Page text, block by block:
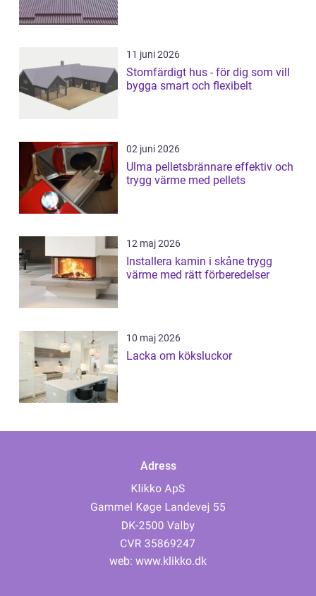
11 juni 2026
Stomfärdigt hus - för dig som vill
bygga smart och flexibelt
02 juni 2026
Ulma pelletsbrännare effektiv och
trygg värme med pellets
12 maj 2026
Installera kamin i skåne trygg
värme med rätt förberedelser
10 maj 2026
Lacka om köksluckor
Adress
web: www.klikko.dk